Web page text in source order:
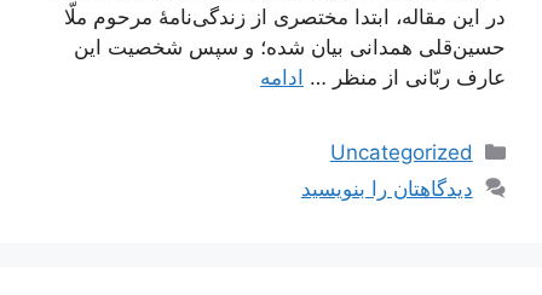
در این مقاله، ابتدا مختصری از زندگی‌نامۀ مرحوم ملّا
حسین‌قلی همدانی بیان شده؛ و سپس شخصیت این
عارف ربّانی از منظر … ادامه
دسته‌ها
Uncategorized
دیدگاهتان را بنویسید